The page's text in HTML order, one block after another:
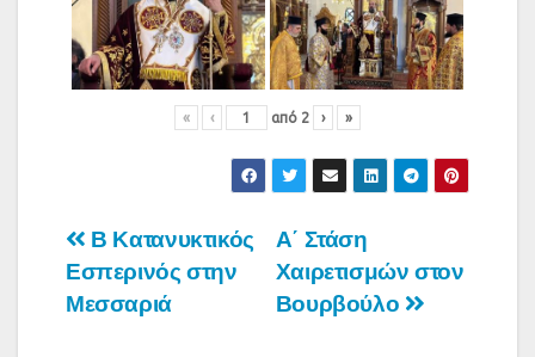
« ‹ από 2 › »
Πλοήγηση
άρθρων
Α΄ Στάση
Χαιρετισμών στον
Βουρβούλο
Β Κατανυκτικός
Εσπερινός στην
Μεσσαριά